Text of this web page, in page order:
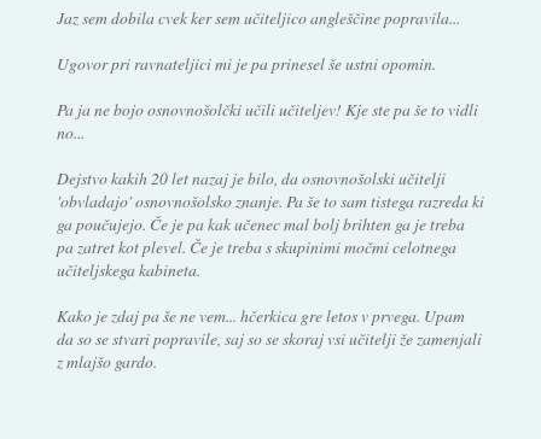
Jaz sem dobila cvek ker sem učiteljico angleščine popravila...
Ugovor pri ravnateljici mi je pa prinesel še ustni opomin.
Pa ja ne bojo osnovnošolčki učili učiteljev! Kje ste pa še to vidli
no...
Dejstvo kakih 20 let nazaj je bilo, da osnovnošolski učitelji
'obvladajo' osnovnošolsko znanje. Pa še to sam tistega razreda ki
ga poučujejo. Če je pa kak učenec mal bolj brihten ga je treba
pa zatret kot plevel. Če je treba s skupinimi močmi celotnega
učiteljskega kabineta.
Kako je zdaj pa še ne vem... hčerkica gre letos v prvega. Upam
da so se stvari popravile, saj so se skoraj vsi učitelji že zamenjali
z mlajšo gardo.